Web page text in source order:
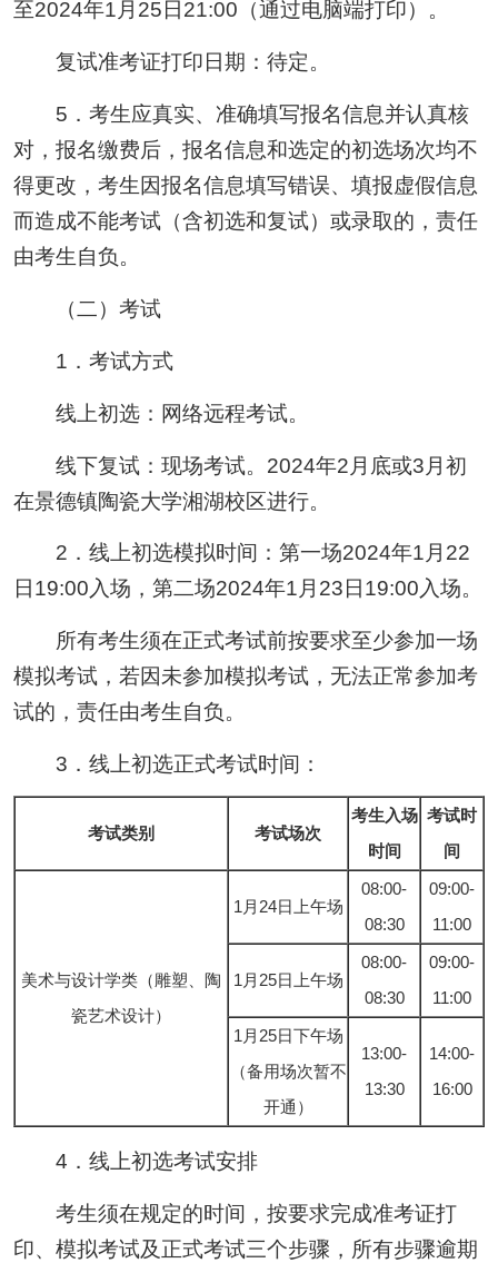
至2024年1月25日21:00（通过电脑端打印）。
复试准考证打印日期：待定。
5．考生应真实、准确填写报名信息并认真核
对，报名缴费后，报名信息和选定的初选场次均不
得更改，考生因报名信息填写错误、填报虚假信息
而造成不能考试（含初选和复试）或录取的，责任
由考生自负。
（二）考试
1．考试方式
线上初选：网络远程考试。
线下复试：现场考试。2024年2月底或3月初
在景德镇陶瓷大学湘湖校区进行。
2．线上初选模拟时间：第一场2024年1月22
日19:00入场，第二场2024年1月23日19:00入场。
所有考生须在正式考试前按要求至少参加一场
模拟考试，若因未参加模拟考试，无法正常参加考
试的，责任由考生自负。
3．线上初选正式考试时间：
考试类别 考试场次
考生入场
时间
考试时
间
美术与设计学类（雕塑、陶
瓷艺术设计）
1月24日上午场
08:00-
08:30
09:00-
11:00
1月25日上午场
08:00-
08:30
09:00-
11:00
1月25日下午场
（备用场次暂不
开通）
13:00-
13:30
14:00-
16:00
4．线上初选考试安排
考生须在规定的时间，按要求完成准考证打
印、模拟考试及正式考试三个步骤，所有步骤逾期